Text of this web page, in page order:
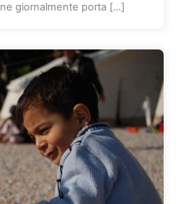
giornalmente porta […]